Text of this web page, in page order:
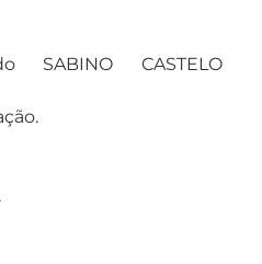
SABINO CASTELO